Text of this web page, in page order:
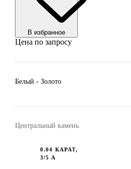
В избранноe
Цена по запросу
Белый - Золото
Центральный камень
0.04 КАРАТ,
3/5 А